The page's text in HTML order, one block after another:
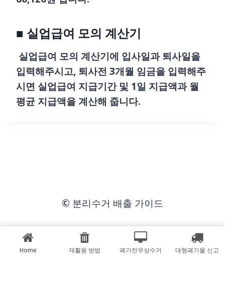
■ 실업급여 모의 계산기
실업급여 모의 계산기에 입사일과 퇴사일을
입력해주시고, 퇴사전 3개월 임금을 입력해주
시면 실업급여 지급기간 및 1일 지급액과 월
평균 지급액을 계산해 줍니다.
© 분리수거 배출 가이드
Home 재활용 방법 폐가전무상수거 대형폐기물 신고